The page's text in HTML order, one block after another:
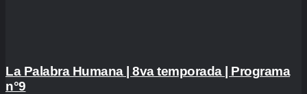
La Palabra Humana | 8va temporada | Programa
n°9